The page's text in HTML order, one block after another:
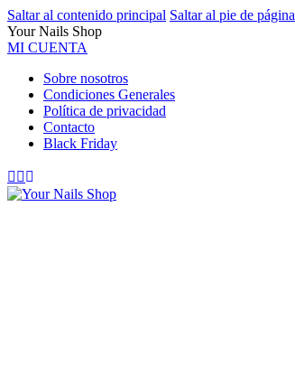
Saltar al contenido principal Saltar al pie de página
Your Nails Shop
MI CUENTA
Sobre nosotros
Condiciones Generales
Política de privacidad
Contacto
Black Friday